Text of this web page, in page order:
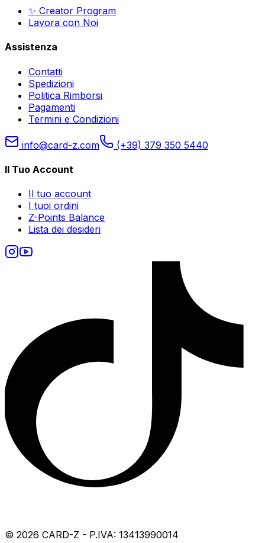
✨ Creator Program
Lavora con Noi
Assistenza
Contatti
Spedizioni
Politica Rimborsi
Pagamenti
Termini e Condizioni
info@card-z.com (+39) 379 350 5440
Il Tuo Account
Il tuo account
I tuoi ordini
Z-Points Balance
Lista dei desideri
© 2026 CARD-Z - P.IVA: 13413990014